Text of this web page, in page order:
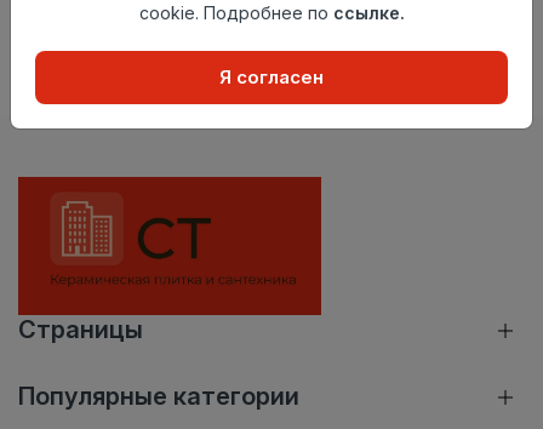
представленного на настоящем сайте. Проверяйте
в момент приобретения товара.
Страницы
Популярные категории
cookie. Подробнее по ссылке.
Я согласен